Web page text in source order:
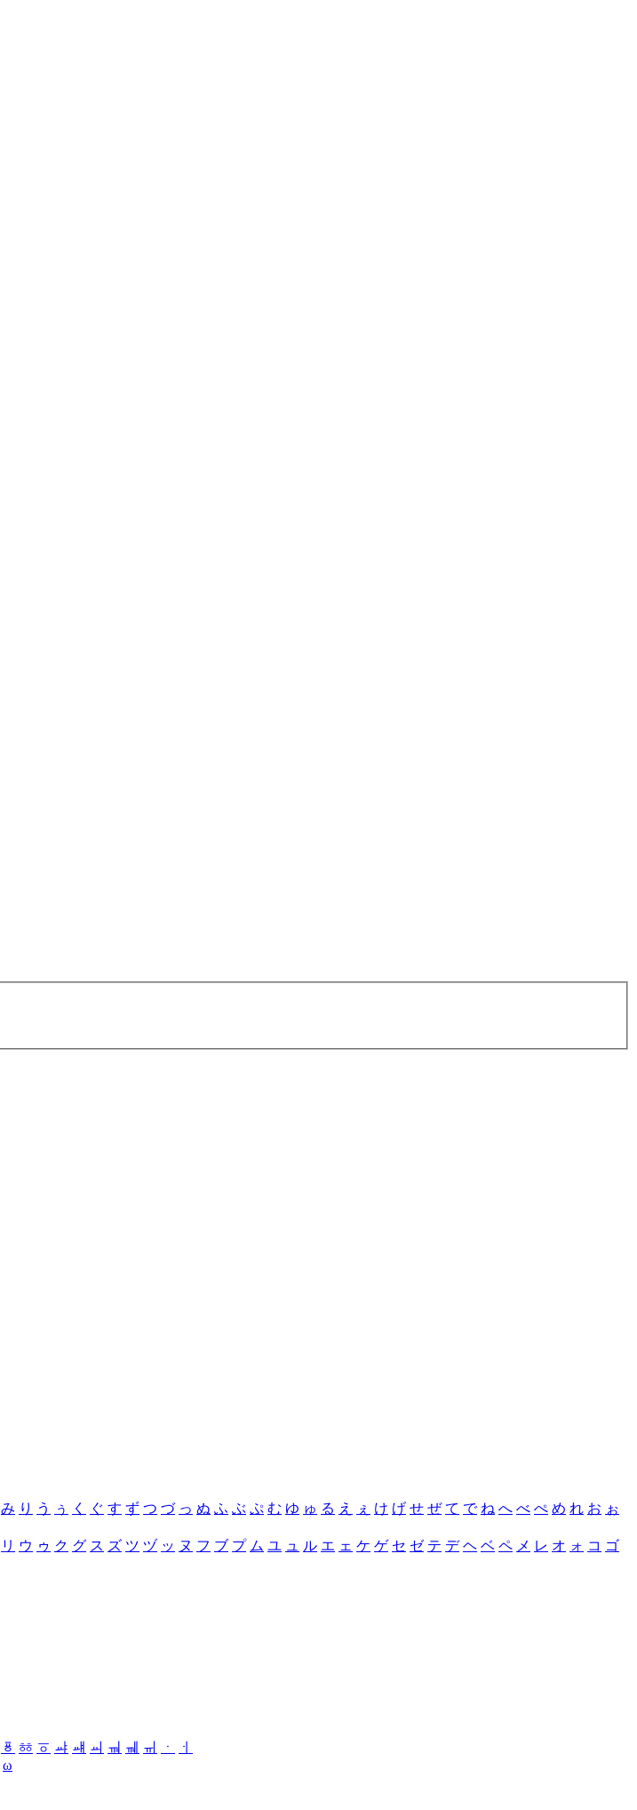
み り う ぅ く ぐ す ず つ づ っ ぬ ふ ぶ ぷ む ゆ ゅ る え ぇ け げ せ ぜ て で ね へ べ ぺ め れ お ぉ
リ ウ ゥ ク グ ス ズ ツ ヅ ッ ヌ フ ブ プ ム ユ ュ ル エ ェ ケ ゲ セ ゼ テ デ ヘ ベ ペ メ レ オ ォ コ ゴ
ㆄ ㆅ ㆆ ㆇ ㆈ ㆉ ㆊ ㆋ ㆌ ㆍ
ㆎ
ω